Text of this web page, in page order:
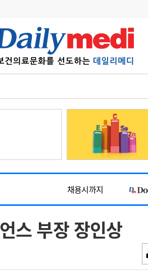
6
관리급여 실시
지필공 지원책
수련환경 개선
의과대학 입시
고
첩
정책/통계 공시
안내
~2026-08-31
채용시까지
채용시까지
~2026-08-15
~2026-08-31
스 부장 장인상